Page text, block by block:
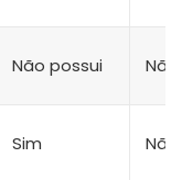
Não possui
Sim Não